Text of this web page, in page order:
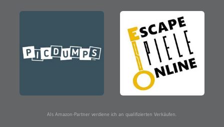
Als Amazon-Partner verdiene ich an qualifizierten Verkäufen.